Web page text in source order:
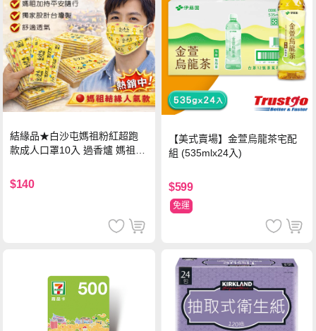
結緣品★白沙屯媽祖粉紅超跑
款成人口罩10入 過香爐 媽祖加
$140
【美式賣場】金萱烏龍茶宅配
組 (535mlx24入)
$599
免運